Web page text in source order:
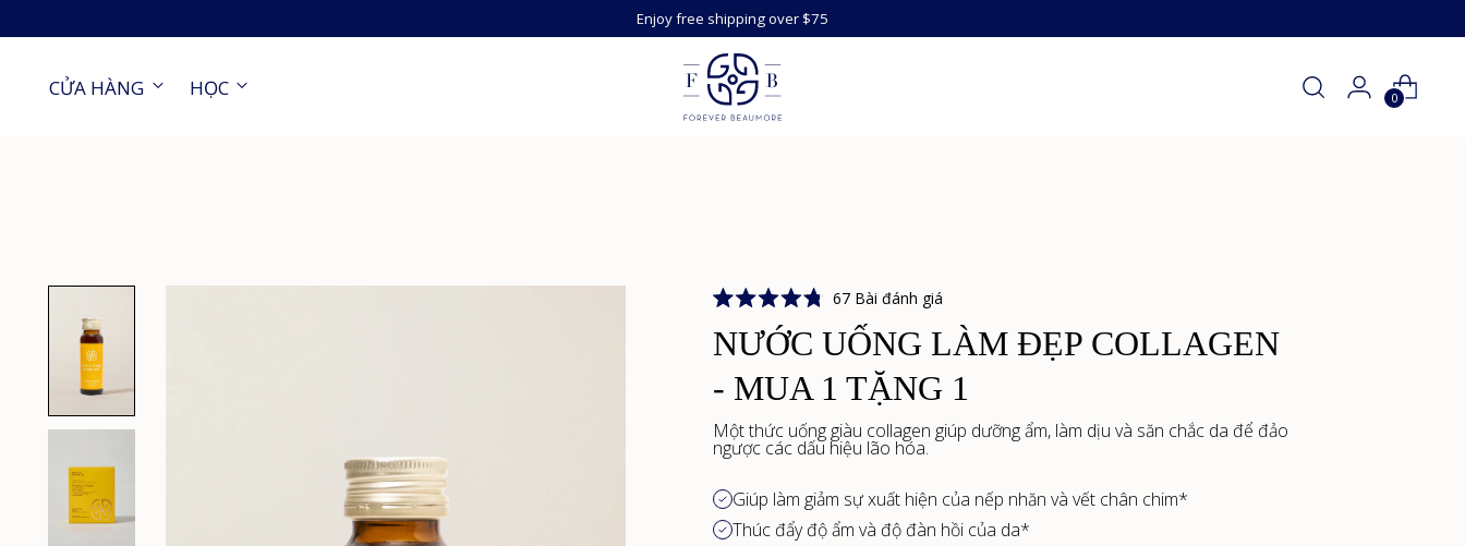
Enjoy free shipping over $75
CỬA HÀNG HỌC 0
giá
4.8
trên
sao
67 Bài đánh giá
để
cuộn
đánh
NƯỚC UỐNG LÀM ĐẸP COLLAGEN
- MUA 1 TẶNG 1
Một thức uống giàu collagen giúp dưỡng ẩm, làm dịu và săn chắc da để đảo
ngược các dấu hiệu lão hóa.
Giúp làm giảm sự xuất hiện của nếp nhăn và vết chân chim*
Thúc đẩy độ ẩm và độ đàn hồi của da*